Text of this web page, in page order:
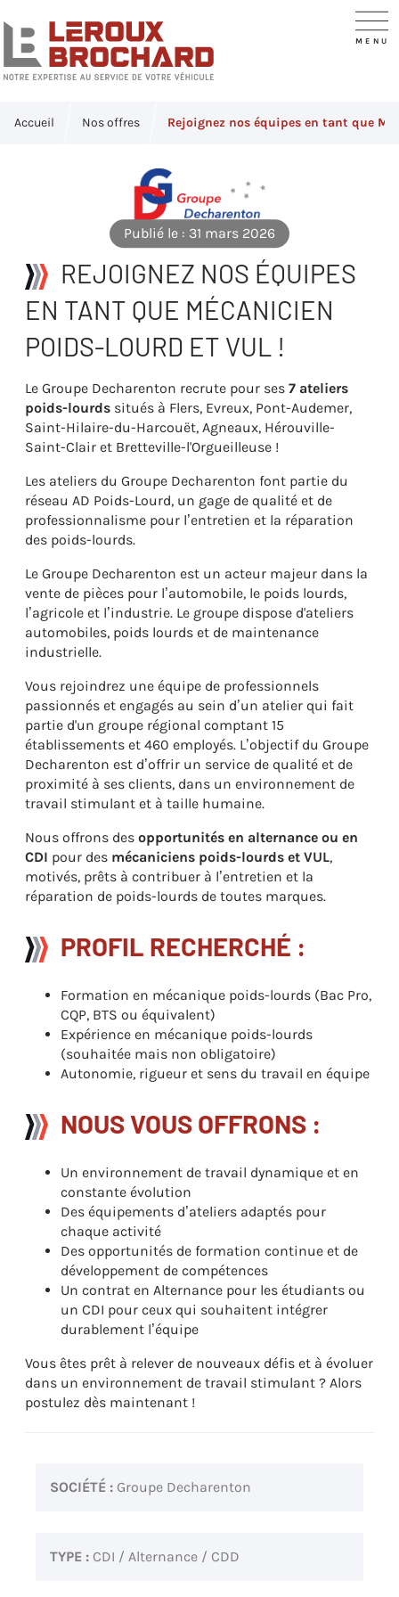
Accueil Nos offres Rejoignez nos équipes en tant que
Publié le : 31 mars 2026
REJOIGNEZ NOS ÉQUIPES
EN TANT QUE MÉCANICIEN
POIDS-LOURD ET VUL !
Le Groupe Decharenton recrute pour ses 7 ateliers
poids-lourds situés à Flers, Evreux, Pont-Audemer,
Saint-Hilaire-du-Harcouët, Agneaux, Hérouville-
Saint-Clair et Bretteville-l'Orgueilleuse !
Les ateliers du Groupe Decharenton font partie du
réseau AD Poids-Lourd, un gage de qualité et de
professionnalisme pour l’entretien et la réparation
des poids-lourds.
Le Groupe Decharenton est un acteur majeur dans la
vente de pièces pour l’automobile, le poids lourds,
l’agricole et l’industrie. Le groupe dispose d'ateliers
automobiles, poids lourds et de maintenance
industrielle.
Vous rejoindrez une équipe de professionnels
passionnés et engagés au sein d’un atelier qui fait
partie d'un groupe régional comptant 15
établissements et 460 employés. L’objectif du Groupe
Decharenton est d’offrir un service de qualité et de
proximité à ses clients, dans un environnement de
travail stimulant et à taille humaine.
Nous offrons des opportunités en alternance ou en
CDI pour des mécaniciens poids-lourds et VUL,
motivés, prêts à contribuer à l’entretien et la
réparation de poids-lourds de toutes marques.
PROFIL RECHERCHÉ :
Formation en mécanique poids-lourds (Bac Pro,
CQP, BTS ou équivalent)
Expérience en mécanique poids-lourds
(souhaitée mais non obligatoire)
Autonomie, rigueur et sens du travail en équipe
NOUS VOUS OFFRONS :
Un environnement de travail dynamique et en
constante évolution
Des équipements d’ateliers adaptés pour
chaque activité
Des opportunités de formation continue et de
développement de compétences
Un contrat en Alternance pour les étudiants ou
un CDI pour ceux qui souhaitent intégrer
durablement l’équipe
Vous êtes prêt à relever de nouveaux défis et à évoluer
dans un environnement de travail stimulant ? Alors
postulez dès maintenant !
SOCIÉTÉ : Groupe Decharenton
TYPE : CDI / Alternance / CDD